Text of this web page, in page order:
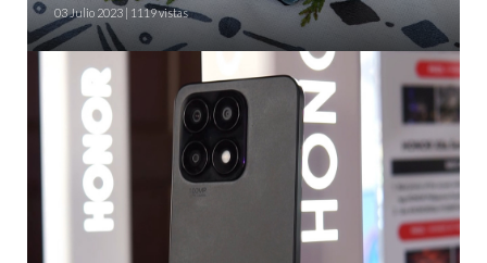
03 Julio 2023 | 1119 vistas